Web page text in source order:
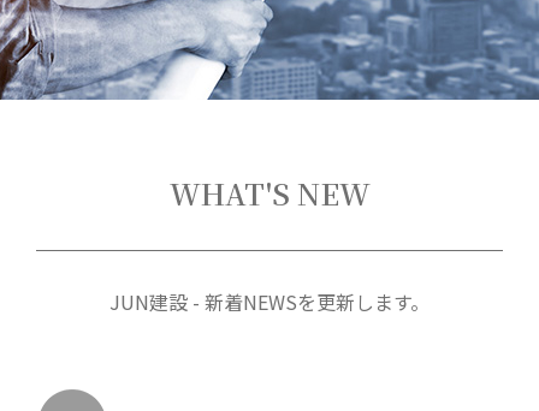
WHAT'S NEW
JUN建設 - 新着NEWSを更新します。